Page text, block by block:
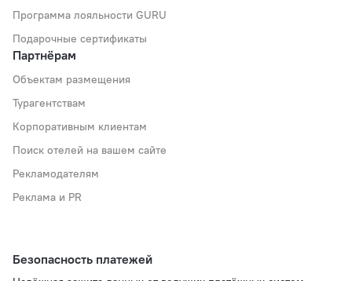
Программа лояльности GURU
Подарочные сертификаты
Партнёрам
Объектам размещения
Турагентствам
Корпоративным клиентам
Поиск отелей на вашем сайте
Рекламодателям
Реклама и PR
Безопасность платежей